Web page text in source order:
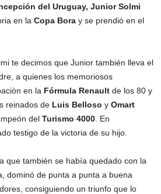
del Uruguay, Junior Solmi
en la Copa Bora y se prendió en el
te decimos que Junior también lleva el
a quienes los memoriosos
en la Fórmula Renault de los 80 y
reinados de Luis Belloso y Omart
del Turismo 4000 . En
testigo de la victoria de su hijo.
que también se había quedado con la
dominó de punta a punta a buena
consiguiendo un triunfo que lo